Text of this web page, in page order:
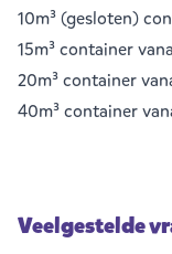
10m³ (gesloten)
15m³ container
20m³ container
40m³ container
Veelgestelde